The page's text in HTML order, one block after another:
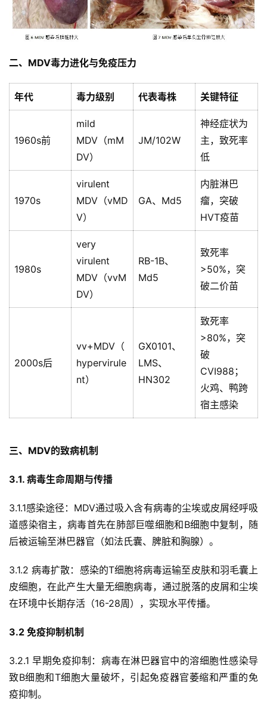
二、MDV毒力进化与免疫压力
年代 毒力级别 代表毒株 关键特征
1960s前
mild
MDV（mM
DV）
JM/102W
神经症状为
主，致死率
低
1970s
virulent
MDV（vMD
V）
GA、Md5
内脏淋巴
瘤，突破
HVT疫苗
1980s
very
virulent
MDV（vvM
DV）
RB-1B、
Md5
致死率
>50%，突
破二价苗
2000s后
vv+MDV（
hypervirule
nt）
GX0101、
LMS、
HN302
致死率
>80%，突
破
CVI988；
火鸡、鸭跨
宿主感染
三、MDV的致病机制
3.1. 病毒生命周期与传播
3.1.1感染途径：MDV通过吸入含有病毒的尘埃或皮屑经呼吸
道感染宿主，病毒首先在肺部巨噬细胞和B细胞中复制，随
后被运输至淋巴器官（如法氏囊、脾脏和胸腺）。
3.1.2 病毒扩散：感染的T细胞将病毒运输至皮肤和羽毛囊上
皮细胞，在此产生大量无细胞病毒，通过脱落的皮屑和尘埃
在环境中长期存活（16-28周），实现水平传播。
3.2 免疫抑制机制
3.2.1 早期免疫抑制：病毒在淋巴器官中的溶细胞性感染导
致B细胞和T细胞大量破坏，引起免疫器官萎缩和严重的免
疫抑制。